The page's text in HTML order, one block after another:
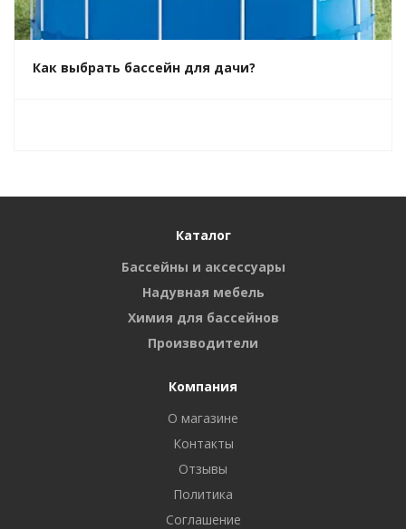
Как выбрать бассейн для дачи?
Каталог
Бассейны и аксессуары
Надувная мебель
Химия для бассейнов
Производители
Компания
О магазине
Контакты
Отзывы
Политика
Соглашение